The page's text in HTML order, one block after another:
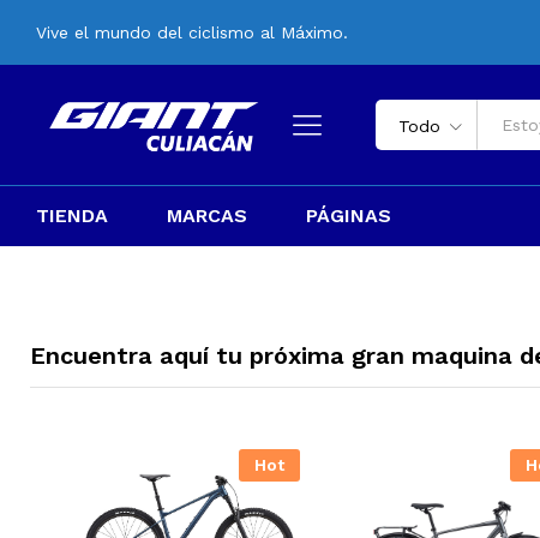
Vive el mundo del ciclismo al Máximo.
Todo
TIENDA MARCAS PÁGINAS
Encuentra aquí tu próxima gran maquina
Hot